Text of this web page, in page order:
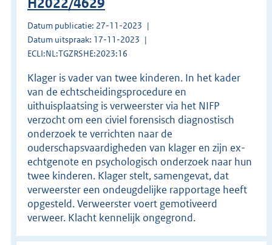
Datum publicatie: 27-11-2023
Datum uitspraak: 17-11-2023
ECLI:NL:TGZRSHE:2023:16
Klager is vader van twee kinderen. In het kader
van de echtscheidingsprocedure en
uithuisplaatsing is verweerster via het NIFP
verzocht om een civiel forensisch diagnostisch
onderzoek te verrichten naar de
ouderschapsvaardigheden van klager en zijn ex-
echtgenote en psychologisch onderzoek naar hun
twee kinderen. Klager stelt, samengevat, dat
verweerster een ondeugdelijke rapportage heeft
opgesteld. Verweerster voert gemotiveerd
verweer. Klacht kennelijk ongegrond.